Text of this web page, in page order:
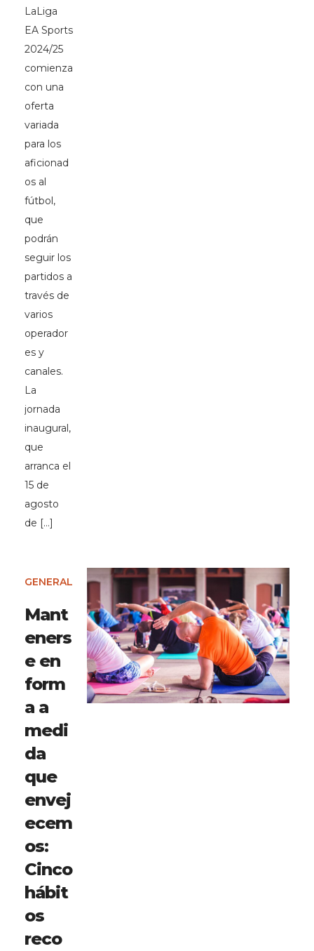
LaLiga
EA Sports
2024/25
comienza
con una
oferta
variada
para los
aficionad
os al
fútbol,
que
podrán
seguir los
partidos a
través de
varios
operador
es y
canales.
La
jornada
inaugural,
que
arranca el
15 de
agosto
de […]
GENERAL
Mant
eners
e en
form
a a
medi
da
que
envej
ecem
os:
Cinco
hábit
os
reco